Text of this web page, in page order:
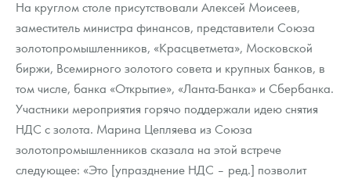
На круглом столе присутствовали Алексей Моисеев,
заместитель министра финансов, представители Союза
золотопромышленников, «Красцветмета», Московской
биржи, Всемирного золотого совета и крупных банков, в
том числе, банка «Открытие», «Ланта-Банка» и Сбербанка.
Участники мероприятия горячо поддержали идею снятия
НДС с золота. Марина Цепляева из Союза
золотопромышленников сказала на этой встрече
следующее: «Это [упразднение НДС – ред.] позволит